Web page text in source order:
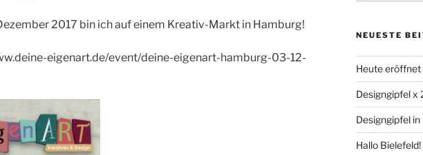
2017 bin ich auf einem Kreativ-Markt in Hamburg!
eigenart.de/event/deine-eigenart-hamburg-03-12-
NEUESTE
Heute eröffnet
Designgipfel x
Designgipfel
Hallo Bielefeld!